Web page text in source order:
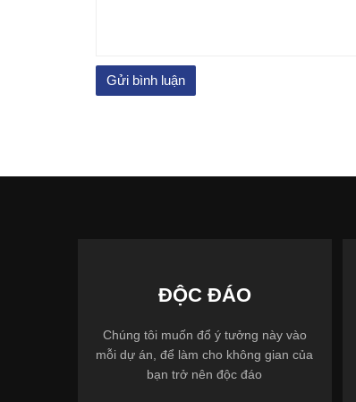
ĐỘC ĐÁO
Chúng tôi muốn đổ ý tưởng này vào
mỗi dự án, để làm cho không gian của
bạn trở nên độc đáo